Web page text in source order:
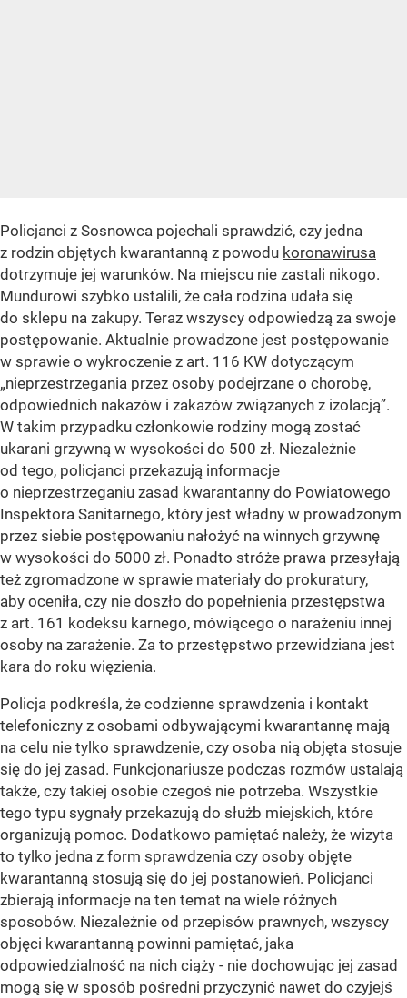
Policjanci z Sosnowca pojechali sprawdzić, czy jedna
z rodzin objętych kwarantanną z powodu koronawirusa
dotrzymuje jej warunków. Na miejscu nie zastali nikogo.
Mundurowi szybko ustalili, że cała rodzina udała się
do sklepu na zakupy. Teraz wszyscy odpowiedzą za swoje
postępowanie. Aktualnie prowadzone jest postępowanie
w sprawie o wykroczenie z art. 116 KW dotyczącym
„nieprzestrzegania przez osoby podejrzane o chorobę,
odpowiednich nakazów i zakazów związanych z izolacją”.
W takim przypadku członkowie rodziny mogą zostać
ukarani grzywną w wysokości do 500 zł. Niezależnie
od tego, policjanci przekazują informacje
o nieprzestrzeganiu zasad kwarantanny do Powiatowego
Inspektora Sanitarnego, który jest władny w prowadzonym
przez siebie postępowaniu nałożyć na winnych grzywnę
w wysokości do 5000 zł. Ponadto stróże prawa przesyłają
też zgromadzone w sprawie materiały do prokuratury,
aby oceniła, czy nie doszło do popełnienia przestępstwa
z art. 161 kodeksu karnego, mówiącego o narażeniu innej
osoby na zarażenie. Za to przestępstwo przewidziana jest
kara do roku więzienia.
Policja podkreśla, że codzienne sprawdzenia i kontakt
telefoniczny z osobami odbywającymi kwarantannę mają
na celu nie tylko sprawdzenie, czy osoba nią objęta stosuje
się do jej zasad. Funkcjonariusze podczas rozmów ustalają
także, czy takiej osobie czegoś nie potrzeba. Wszystkie
tego typu sygnały przekazują do służb miejskich, które
organizują pomoc. Dodatkowo pamiętać należy, że wizyta
to tylko jedna z form sprawdzenia czy osoby objęte
kwarantanną stosują się do jej postanowień. Policjanci
zbierają informacje na ten temat na wiele różnych
sposobów. Niezależnie od przepisów prawnych, wszyscy
objęci kwarantanną powinni pamiętać, jaka
odpowiedzialność na nich ciąży - nie dochowując jej zasad
mogą się w sposób pośredni przyczynić nawet do czyjejś